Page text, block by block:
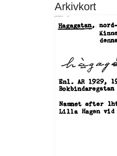
Arkivkort